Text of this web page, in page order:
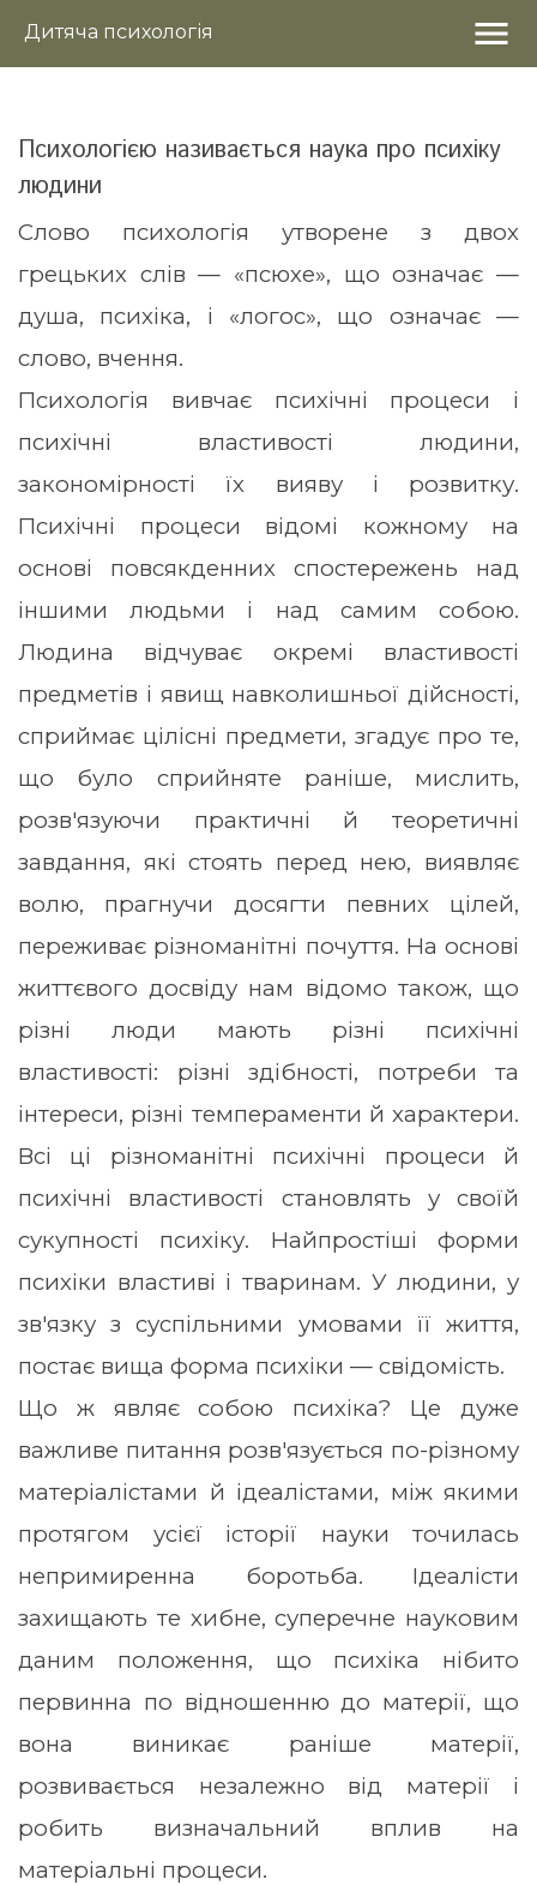
Дитяча психологія menu
Психологією називається наука про психіку
людини
Слово психологія утворене з двох
грецьких слів — «псюхе», що означає —
душа, психіка, і «логос», що означає —
слово, вчення.
Психологія вивчає психічні процеси і
психічні властивості людини,
закономірності їх вияву і розвитку.
Психічні процеси відомі кожному на
основі повсякденних спостережень над
іншими людьми і над самим собою.
Людина відчуває окремі властивості
предметів і явищ навколишньої дійсності,
сприймає цілісні предмети, згадує про те,
що було сприйняте раніше, мислить,
розв'язуючи практичні й теоретичні
завдання, які стоять перед нею, виявляє
волю, прагнучи досягти певних цілей,
переживає різноманітні почуття. На основі
життєвого досвіду нам відомо також, що
різні люди мають різні психічні
властивості: різні здібності, потреби та
інтереси, різні темпераменти й характери.
Всі ці різноманітні психічні процеси й
психічні властивості становлять у своїй
сукупності психіку. Найпростіші форми
психіки властиві і тваринам. У людини, у
зв'язку з суспільними умовами її життя,
постає вища форма психіки — свідомість.
Що ж являє собою психіка? Це дуже
важливе питання розв'язується по-різному
матеріалістами й ідеалістами, між якими
протягом усієї історії науки точилась
непримиренна боротьба. Ідеалісти
захищають те хибне, суперечне науковим
даним положення, що психіка нібито
первинна по відношенню до матерії, що
вона виникає раніше матерії,
розвивається незалежно від матерії і
робить визначальний вплив на
матеріальні процеси.